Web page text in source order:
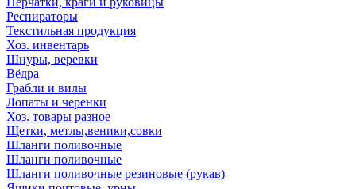
Респираторы
Текстильная продукция
Хоз. инвентарь
Шнуры, веревки
Вёдра
Грабли и вилы
Лопаты и черенки
Хоз. товары разное
Щетки, метлы,веники,совки
Шланги поливочные
Шланги поливочные
Шланги поливочные резиновые (рукав)